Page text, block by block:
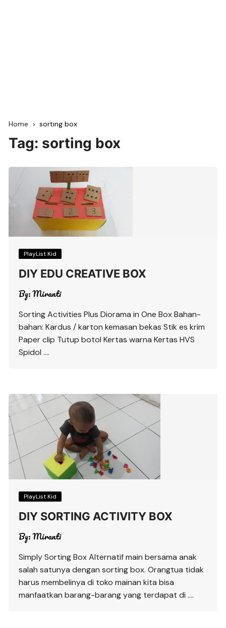
Home sorting box
Tag: sorting box
PlayList Kid
DIY EDU CREATIVE BOX
By:Miranti
Sorting Activities Plus Diorama in One Box Bahan-
bahan: Kardus / karton kemasan bekas Stik es krim
Paper clip Tutup botol Kertas warna Kertas HVS
Spidol ….
PlayList Kid
DIY SORTING ACTIVITY BOX
By:Miranti
Simply Sorting Box Alternatif main bersama anak
salah satunya dengan sorting box. Orangtua tidak
harus membelinya di toko mainan kita bisa
manfaatkan barang-barang yang terdapat di ….